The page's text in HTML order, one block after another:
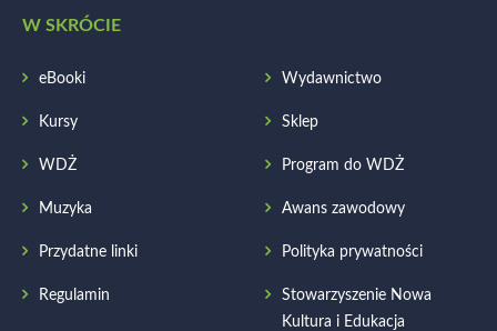
W SKRÓCIE
eBooki Wydawnictwo
Kursy Sklep
WDŻ Program do WDŻ
Muzyka Awans zawodowy
Przydatne linki Polityka prywatności
Regulamin
Stowarzyszenie Nowa
Kultura i Edukacja